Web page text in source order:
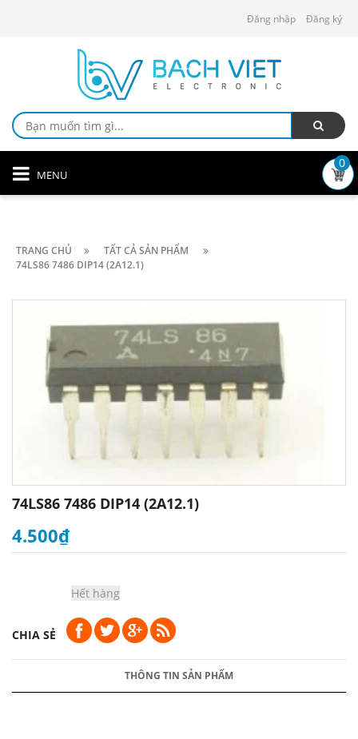
Đăng nhập Đăng ký
MENU
0
TRANG CHỦ
TẤT CẢ SẢN PHẨM
74LS86 7486 DIP14 (2A12.1)
74LS86 7486 DIP14 (2A12.1)
4.500₫
Hết hàng
CHIA SẺ
THÔNG TIN SẢN PHẨM